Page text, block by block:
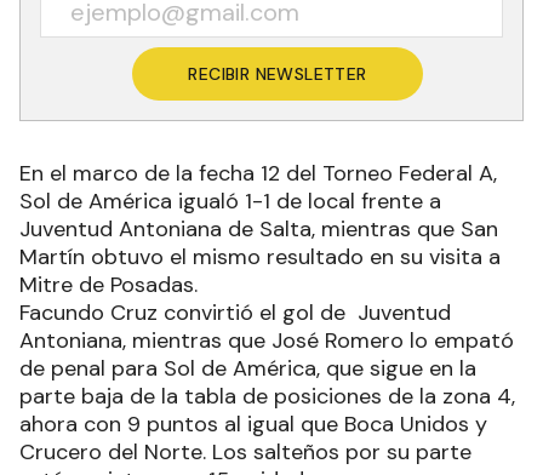
RECIBIR NEWSLETTER
En el marco de la fecha 12 del Torneo Federal A,
Sol de América igualó 1-1 de local frente a
Juventud Antoniana de Salta, mientras que San
Martín obtuvo el mismo resultado en su visita a
Mitre de Posadas.
Facundo Cruz convirtió el gol de Juventud
Antoniana, mientras que José Romero lo empató
de penal para Sol de América, que sigue en la
parte baja de la tabla de posiciones de la zona 4,
ahora con 9 puntos al igual que Boca Unidos y
Crucero del Norte. Los salteños por su parte